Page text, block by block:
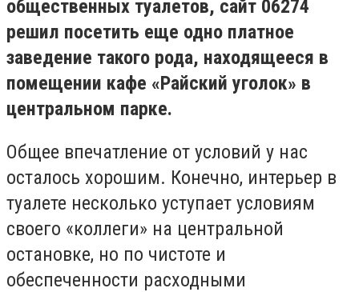
общественных туалетов, сайт 06274
решил посетить еще одно платное
заведение такого рода, находящееся в
помещении кафе «Райский уголок» в
центральном парке.
Общее впечатление от условий у нас
осталось хорошим. Конечно, интерьер в
туалете несколько уступает условиям
своего «коллеги» на центральной
остановке, но по чистоте и
обеспеченности расходными